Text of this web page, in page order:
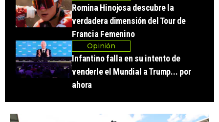
Romina Hinojosa descubre la
verdadera dimensión del Tour de
Francia Femenino
Opinión
Infantino falla en su intento de
venderle el Mundial a Trump... por
ahora